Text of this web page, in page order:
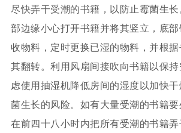
尽快弄干受潮的书籍，以防止霉菌生
部边缘小心打开书籍并将其竖立，底
收物料，定时更换已湿的物料，并根
其翻转。利用风扇间接吹向书籍以保
虑使用抽湿机降低房间的湿度以加快
菌生长的风险。如有大量受潮的书籍
在前四十八小时内把所有受潮的书籍